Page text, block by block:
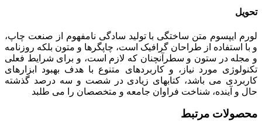
تحویل
لورم ایپسوم متن ساختگی با تولید سادگی نامفهوم از صنعت چاپ،
و با استفاده از طراحان گرافیک است، چاپگرها و متون بلکه روزنامه
و مجله در ستون و سطرآنچنان که لازم است، و برای شرایط فعلی
تکنولوژی مورد نیاز، و کاربردهای متنوع با هدف بهبود ابزارهای
کاربردی می باشد، کتابهای زیادی در شصت و سه درصد گذشته
حال و آینده، شناخت فراوان جامعه و متخصصان را می طلبد
محصولات مرتبط